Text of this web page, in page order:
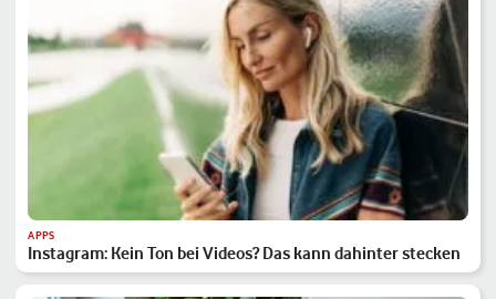
APPS
Instagram: Kein Ton bei Videos? Das kann dahinter stecken